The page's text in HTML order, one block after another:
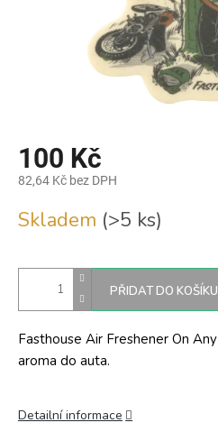
100 Kč
82,64 Kč bez DPH
cena:
Skladem (>5 ks)
PŘIDAT DO KOŠÍKU
Fasthouse Air Freshener On
aroma do auta.
Detailní informace